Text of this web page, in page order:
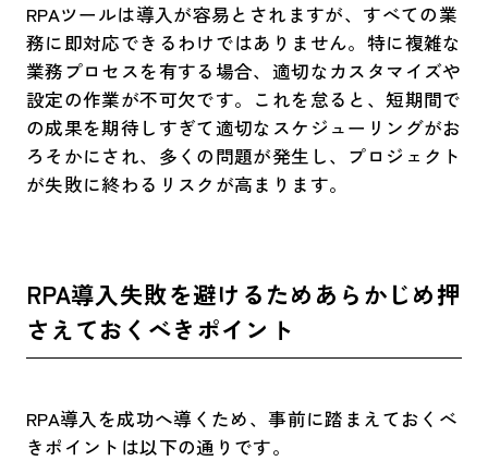
RPAツールは導入が容易とされますが、すべての業
務に即対応できるわけではありません。特に複雑な
業務プロセスを有する場合、適切なカスタマイズや
設定の作業が不可欠です。これを怠ると、短期間で
の成果を期待しすぎて適切なスケジューリングがお
ろそかにされ、多くの問題が発生し、プロジェクト
が失敗に終わるリスクが高まります。
RPA導入失敗を避けるためあらかじめ押
さえておくべきポイント
RPA導入を成功へ導くため、事前に踏まえておくべ
きポイントは以下の通りです。